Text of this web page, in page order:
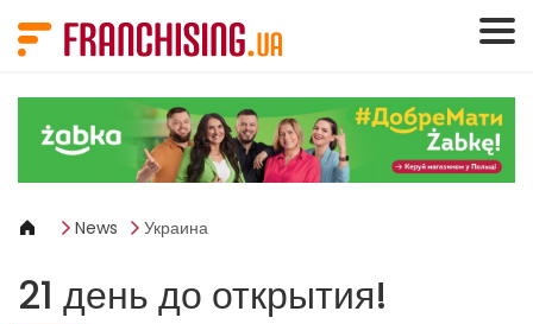
News Украина
21 день до открытия!